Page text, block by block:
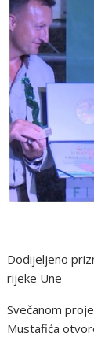
Dodijeljeno
rijeke Une
Svečanom
Mustafića